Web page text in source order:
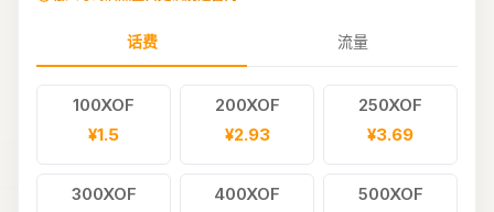
话费 流量
100XOF
¥1.5
200XOF
¥2.93
250XOF
¥3.69
300XOF
400XOF
500XOF